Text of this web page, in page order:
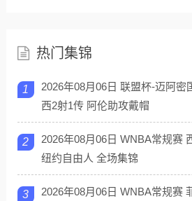
热门集锦
1
2026年08月06日 联盟杯-迈阿密
西2射1传 阿伦助攻戴帽
2
2026年08月06日 WNBA常规赛
纽约自由人 全场集锦
3
2026年08月06日 WNBA常规赛